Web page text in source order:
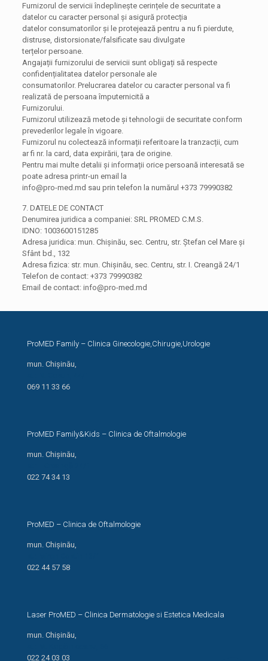
Furnizorul de servicii îndeplinește cerințele de securitate a
datelor cu caracter personal și asigură protecția
datelor consumatorilor și le protejează pentru a nu fi pierdute,
distruse, distorsionate/falsificate sau divulgate
terțelor persoane.
Angajații furnizorului de servicii sunt obligați să respecte
confidențialitatea datelor personale ale
consumatorilor. Prelucrarea datelor cu caracter personal va fi
realizată de persoana împuternicită a
Furnizorului.
Furnizorul utilizează metode și tehnologii de securitate conform
prevederilor legale în vigoare.
Furnizorul nu colectează informații referitoare la tranzacții, cum
ar fi nr. la card, data expirării, țara de origine.
Pentru mai multe detalii și informații orice persoană interesată se
poate adresa printr-un email la
info@pro-med.md sau prin telefon la numărul +373 79990382
7. DATELE DE CONTACT
Denumirea juridica a companiei: SRL PROMED C.M.S.
IDNO: 1003600151285
Adresa juridica: mun. Chişinău, sec. Centru, str. Ştefan cel Mare şi
Sfânt bd., 132
Adresa fizica: str. mun. Chişinău, sec. Centru, str. I. Creangă 24/1
Telefon de contact: +373 79990382
Email de contact: info@pro-med.md
ProMED Family – Clinica Ginecologie,Chirugie,Urologie
mun. Chișinău,
069 11 33 66
ProMED Family&Kids – Clinica de Oftalmologie
mun. Chișinău,
022 74 34 13
ProMED – Clinica de Oftalmologie
mun. Chișinău,
022 44 57 58
Laser ProMED – Clinica Dermatologie si Estetica Medicala
mun. Chișinău,
022 24 03 03